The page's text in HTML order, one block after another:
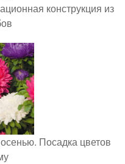
конструкция из
Посадка цветов